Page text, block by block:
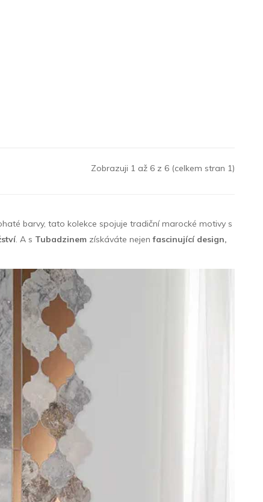
Zobrazuji 1 až 6 z 6 (celkem stran 1)
barvy, tato kolekce spojuje tradiční marocké motivy s
. A s Tubadzinemzískáváte nejenfascinující design,